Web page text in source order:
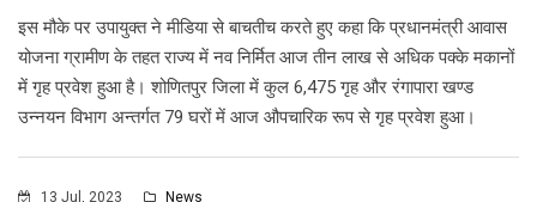
इस मौके पर उपायुक्त ने मीडिया से बाचतीच करते हुए कहा कि प्रधानमंत्री आवास
योजना ग्रामीण के तहत राज्य में नव निर्मित आज तीन लाख से अधिक पक्के मकानों
में गृह प्रवेश हुआ है। शोणितपुर जिला में कुल 6,475 गृह और रंगापारा खण्ड
उन्नयन विभाग अन्तर्गत 79 घरों में आज औपचारिक रूप से गृह प्रवेश हुआ।
13 Jul, 2023 News